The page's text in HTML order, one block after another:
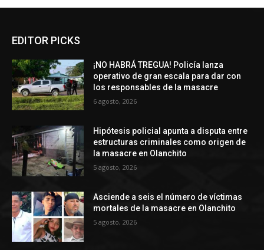
EDITOR PICKS
¡NO HABRÁ TREGUA! Policía lanza
operativo de gran escala para dar con
los responsables de la masacre
6 agosto, 2026
Hipótesis policial apunta a disputa entre
estructuras criminales como origen de
la masacre en Olanchito
5 agosto, 2026
Asciende a seis el número de víctimas
mortales de la masacre en Olanchito
5 agosto, 2026